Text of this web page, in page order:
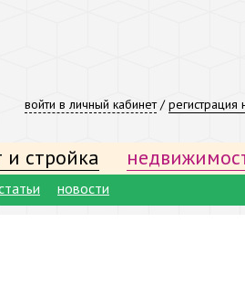
войти в личный кабинет/регистрация
и стройка
новости